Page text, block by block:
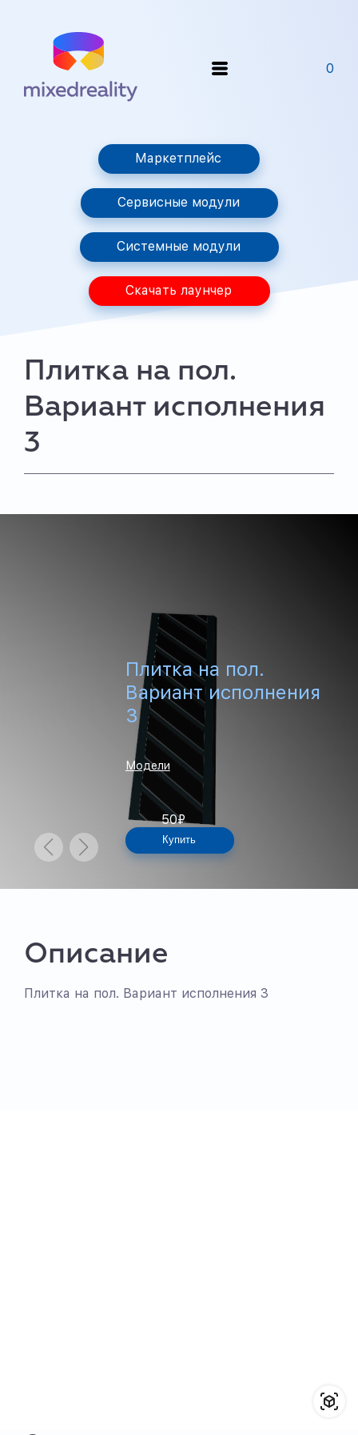
0
Маркетплейс
Сервисные модули
Системные модули
Скачать лаунчер
Плитка на пол.
Вариант исполнения
3
Плитка на пол.
Вариант исполнения
3
Модели
50₽
Купить
Описание
Плитка на пол. Вариант исполнения 3